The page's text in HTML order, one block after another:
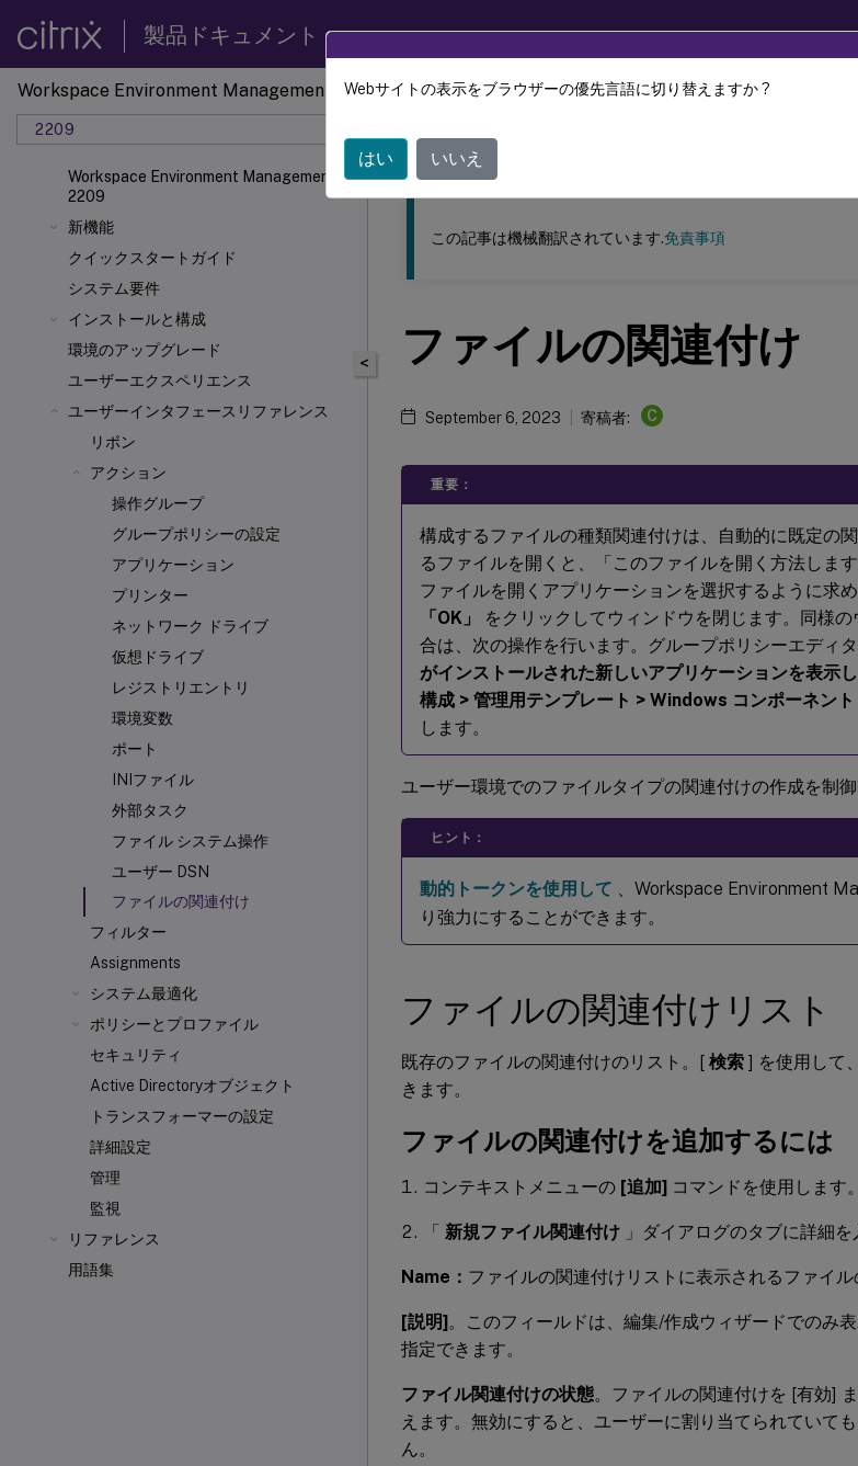
製品ドキュメント
Workspace Environment Management
2209
Workspace Environment Management
2209
新機能
クイックスタートガイド
システム要件
インストールと構成
環境のアップグレード
ユーザーエクスペリエンス
ユーザーインタフェースリファレンス
リボン
アクション
操作グループ
グループポリシーの設定
アプリケーション
プリンター
ネットワーク ドライブ
仮想ドライブ
レジストリエントリ
環境変数
ポート
INIファイル
外部タスク
ファイル システム操作
ユーザー DSN
ファイルの関連付け
フィルター
Assignments
システム最適化
ポリシーとプロファイル
セキュリティ
Active Directoryオブジェクト
トランスフォーマーの設定
詳細設定
管理
監視
リファレンス
用語集
このコンテンツは動的に機械翻訳されています。
ワークスペース環境管理
<
この記事は機械翻訳されています.免責事項
ファイルの関連付け
September 6, 2023 寄稿者: C
重要：
構成するファイルの種類関連付けは、自動的に既定の
るファイルを開くと、「このファイルを開く方法しま
ファイルを開くアプリケーションを選択するように求
「OK」
をクリックしてウィンドウを閉じます。同様
合は、次の操作を行います。グループポリシーエディ
がインストールされた新しいアプリケーションを表示
構成 > 管理用テンプレート > Windows コンポーネン
します。
ユーザー環境でのファイルタイプの関連付けの作成を制御
ヒント：
動的トークンを使用して 、Workspace Environment
り強力にすることができます。
ファイルの関連付けリスト
既存のファイルの関連付けのリスト。[ 検索 ] を使用して
きます。
ファイルの関連付けを追加するには
コンテキストメニューの [追加] コマンドを使用します。
「 新規ファイル関連付け 」ダイアログのタブに詳細を
Name： ファイルの関連付けリストに表示されるファイル
[説明]。このフィールドは、編集/作成ウィザードでのみ
指定できます。
ファイル関連付けの状態。ファイルの関連付けを [有効]
えます。無効にすると、ユーザーに割り当てられていて
ん。
Webサイトの表示をブラウザーの優先言語に切り替えますか ?
はい いいえ